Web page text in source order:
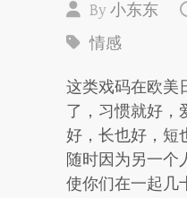
By小东东
情感
这类戏码在欧美
了，习惯就好，
好，长也好，短
随时因为另一个
使你们在一起几